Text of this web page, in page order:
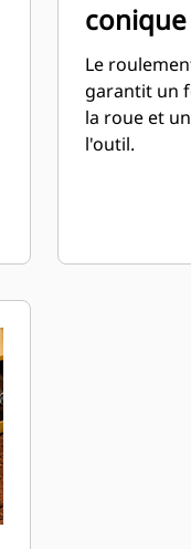
conique
Le
garantit un
la roue et
l'outil.